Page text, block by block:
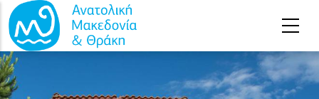
Παράκαμψη προς το κυρίως περιεχόμενο